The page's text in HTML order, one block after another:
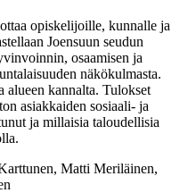
opiskelijoille, kunnalle ja
Joensuun seudun
osaamisen ja
näkökulmasta.
kannalta. Tulokset
asiakkaiden sosiaali- ja
ja millaisia taloudellisia
Matti Meriläinen,